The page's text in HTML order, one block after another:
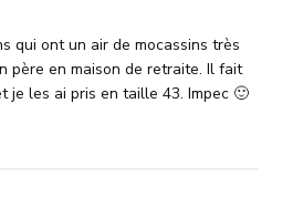
qui ont un air de mocassins très
père en maison de retraite. Il fait
je les ai pris en taille 43. Impec 🙂